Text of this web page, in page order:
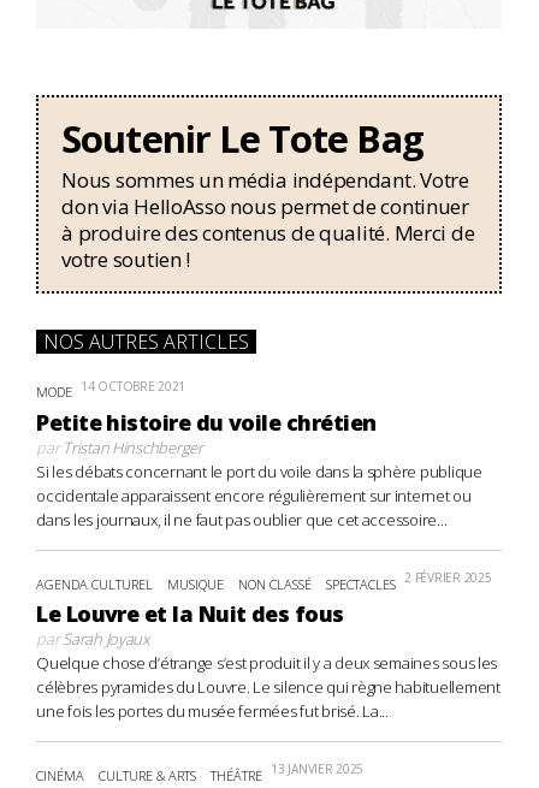
Soutenir Le Tote Bag
Nous sommes un média indépendant. Votre
don via HelloAsso nous permet de continuer
à produire des contenus de qualité. Merci de
votre soutien !
NOS AUTRES ARTICLES
MODE 14 OCTOBRE 2021
Petite histoire du voile chrétien
parTristan Hinschberger
Si les débats concernant le port du voile dans la sphère publique
occidentale apparaissent encore régulièrement sur internet ou
dans les journaux, il ne faut pas oublier que cet accessoire...
AGENDA CULTUREL MUSIQUE NON CLASSÉ SPECTACLES 2 FÉVRIER 2025
Le Louvre et la Nuit des fous
parSarah Joyaux
Quelque chose d’étrange s’est produit il y a deux semaines sous les
célèbres pyramides du Louvre. Le silence qui règne habituellement
une fois les portes du musée fermées fut brisé. La...
CINÉMA CULTURE & ARTS THÉÂTRE 13 JANVIER 2025